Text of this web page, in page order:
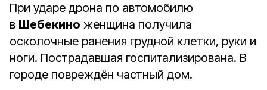
При ударе дрона по автомобилю
в Шебекино женщина получила
осколочные ранения грудной клетки, руки и
ноги. Пострадавшая госпитализирована. В
городе повреждён частный дом.